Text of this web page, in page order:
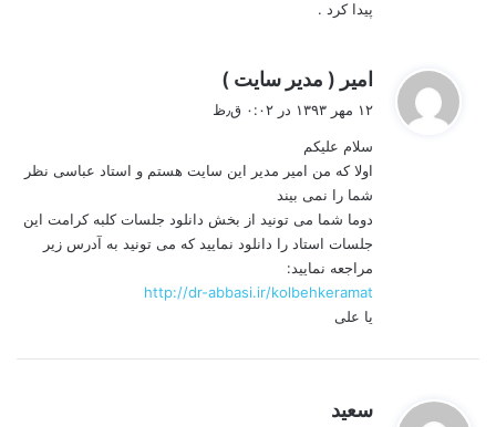
پیدا کرد .
امیر ( مدیر سایت )
۱۲ مهر ۱۳۹۳ در ۰:۰۲ ق٫ظ
سلام علیکم
اولا که من امیر مدیر این سایت هستم و استاد عباسی نظر
شما را نمی بیند
دوما شما می تونید از بخش دانلود جلسات کلبه کرامت این
جلسات استاد را دانلود نمایید که می تونید به آدرس زیر
مراجعه نمایید:
http://dr-abbasi.ir/kolbehkeramat
یا علی
سعید